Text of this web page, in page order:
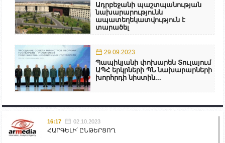
Ադրբեջանի պաշտպանության
նախարարությունն
ապատեղեկատվություն է
տարածել
29.09.2023
Պապիկյանի փոխարեն Տուլայում
ԱՊՀ երկրների ՊՆ նախարարների
խորհրդի նիստին...
16:17 02.10.2023
ՀԱՐԳԵԼԻ՛ ԸՆԹԵՐՑՈՂ